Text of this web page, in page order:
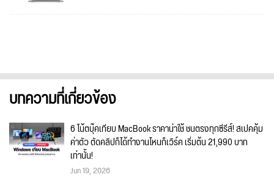
บทความที่เกี่ยวข้อง
6 โน้ตบุ๊คเทียบ MacBook ราคาน่าใช้ ชนตรงทุกซีรีส์! สเปคคุ้ม
ค่าตัว ตัดคลิปก็ได้ทำงานไหนก็เวิร์ค เริ่มต้น 21,990 บาท
เท่านั้น!
Jun 19, 2026